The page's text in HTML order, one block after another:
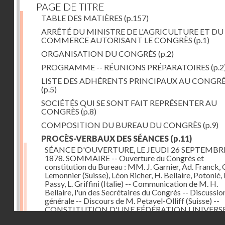
PAGE DE TITRE
TABLE DES MATIÈRES (p.157)
ARRÊTÉ DU MINISTRE DE L'AGRICULTURE ET DU
COMMERCE AUTORISANT LE CONGRÈS (p.1)
ORGANISATION DU CONGRÈS (p.2)
PROGRAMME -- RÉUNIONS PRÉPARATOIRES
LISTE DES ADHÉRENTS PRINCIPAUX AU
(p.5)
SOCIÉTÉS QUI SE SONT FAIT REPRÉSENTER AU
CONGRÈS (p.8)
COMPOSITION DU BUREAU DU CONGRÈS (p.9)
PROCÈS-VERBAUX DES SÉANCES (p.11)
SÉANCE D'OUVERTURE, LE JEUDI 26
1878. SOMMAIRE -- Ouverture du Congrès et
constitution du Bureau : MM. J. Garnier, Ad. Franck,
Lemonnier (Suisse), Léon Richer, H. Bellaire, Potonié,
Passy, L. Griffini (Italie) -- Communication de M. H.
Bellaire, l'un des Secrétaires du Congrès --
générale -- Discours de M. Petavel-Olliff (Suisse) --
CONSTITUTION D'UNE FÉDÉRATION